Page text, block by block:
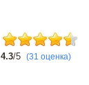
4.3/5 (31 оценка)